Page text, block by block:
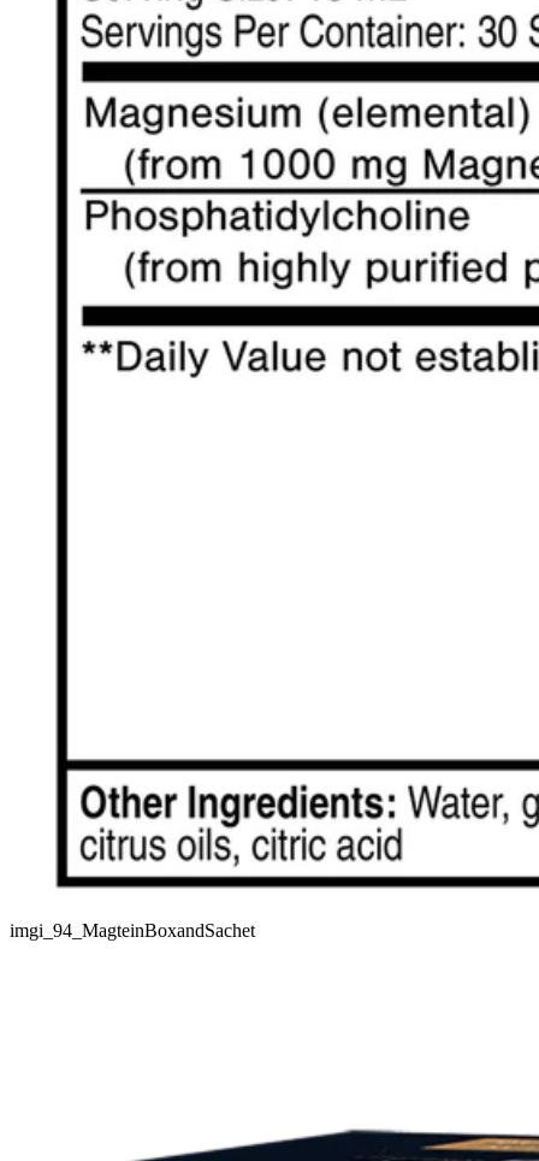
imgi_94_MagteinBoxandSachet